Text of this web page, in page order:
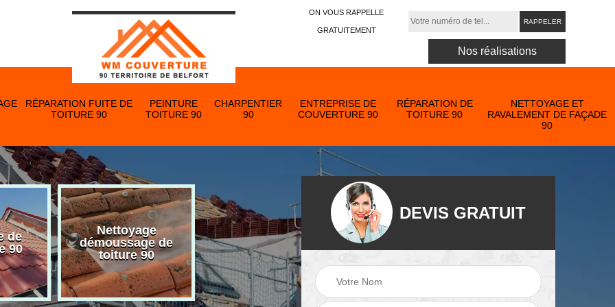
ON VOUS RAPPELLE
GRATUITEMENT
Nos réalisations
RÉPARATION FUITE DE
TOITURE 90
PEINTURE
TOITURE 90
CHARPENTIER
90
ENTREPRISE DE
COUVERTURE 90
RÉPARATION DE
TOITURE 90
NETTOYAGE ET
RAVALEMENT DE FAÇADE
90
de
90
Nettoyage
démoussage de
toiture 90
Nettoyage et pose
de gouttière 90
Nettoyage et
ravalement de
façade 90
DEVIS GRATUIT